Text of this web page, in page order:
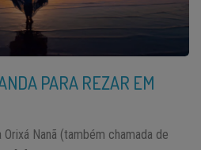
PARA REZAR EM
Nanã (também chamada de